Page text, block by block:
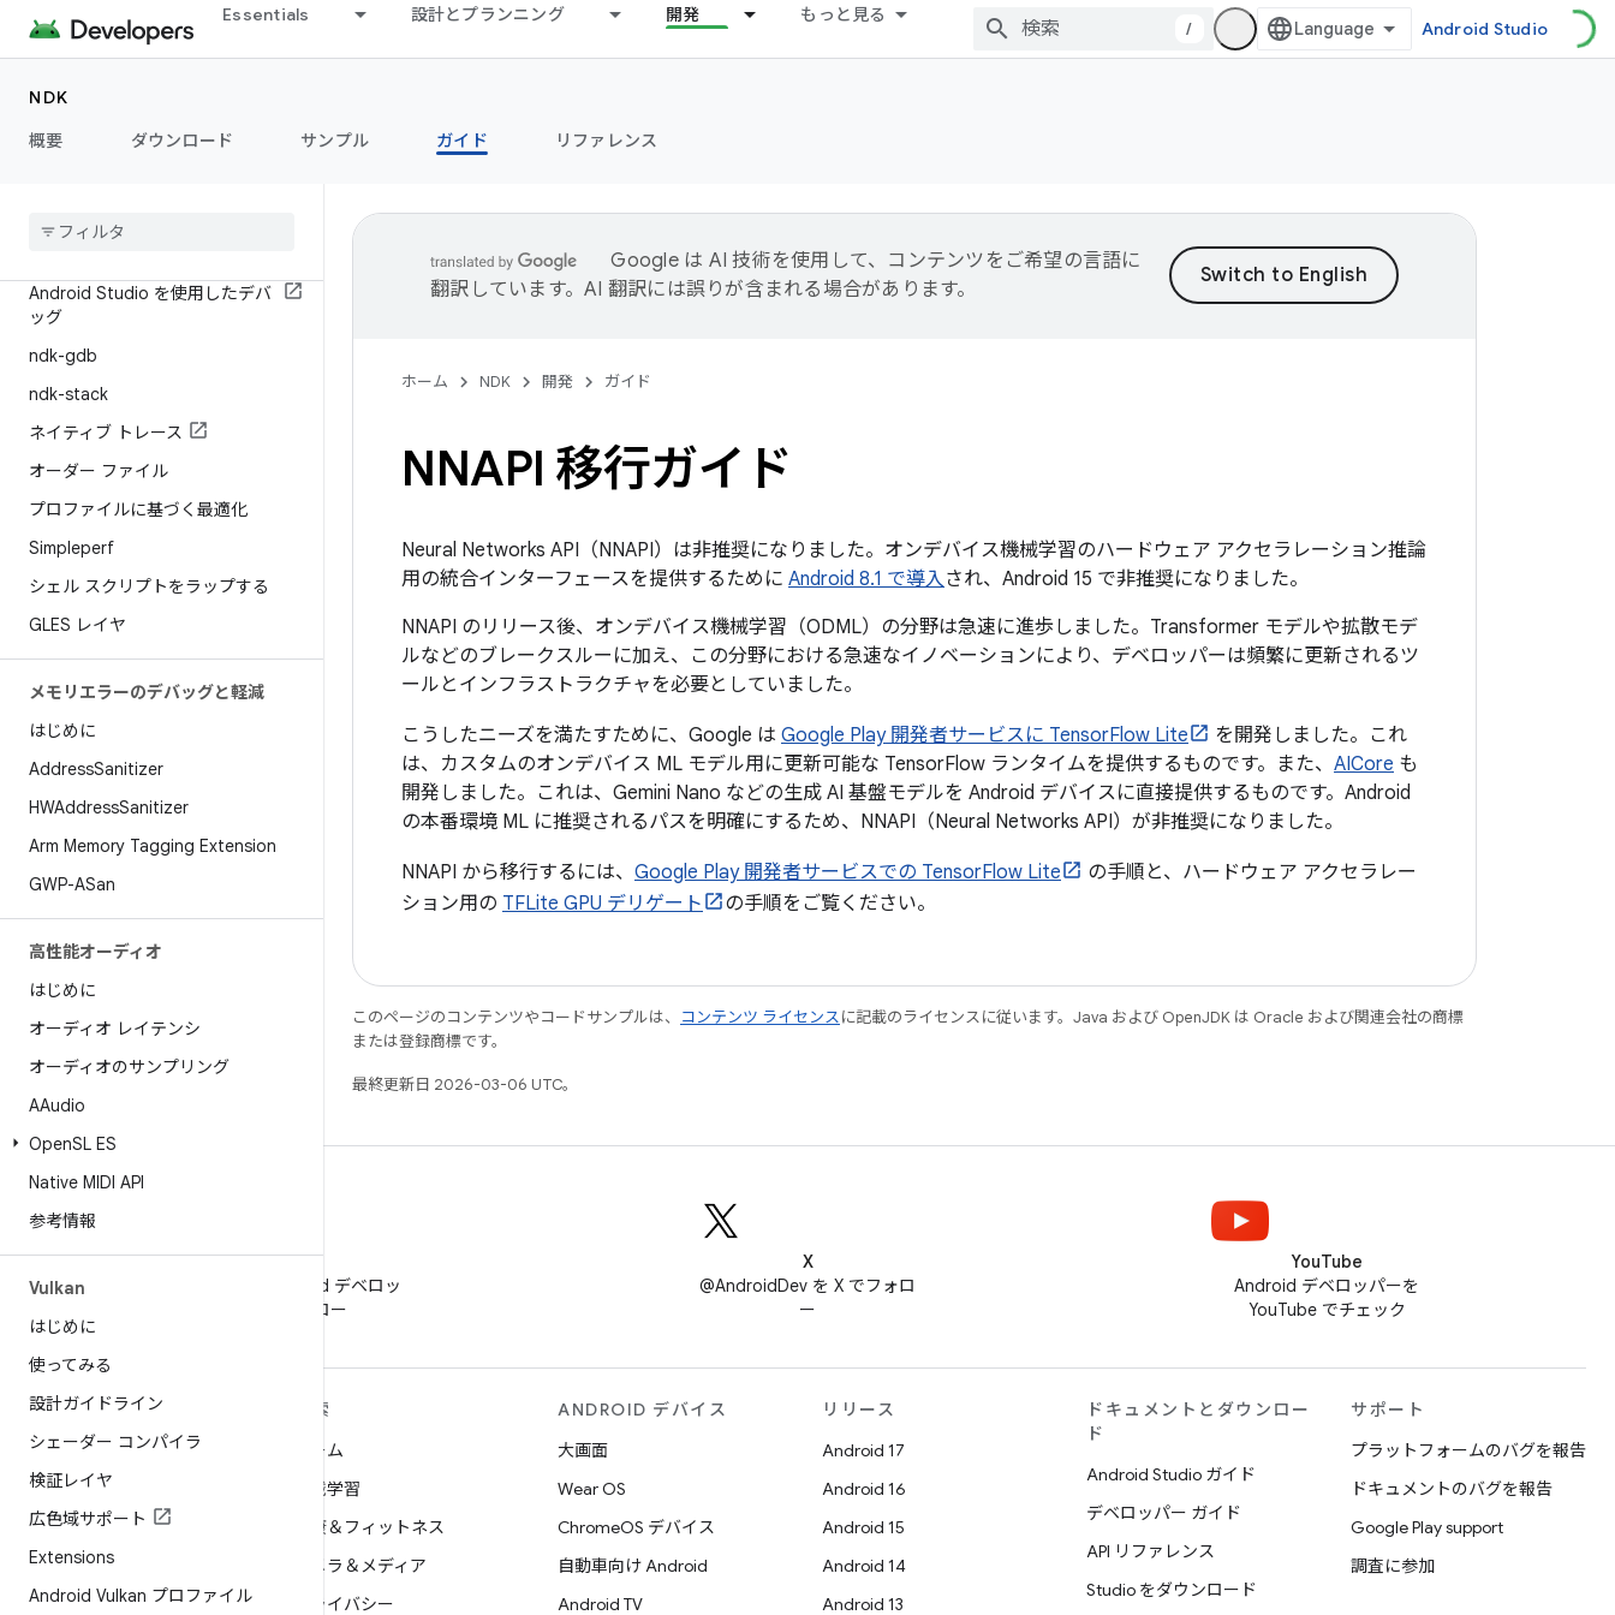
Essentials 設計とプランニング 開発 もっと見る
/ Android Studio
NDK
概要
ダウンロード サンプル ガイド リファレンス
Android SDK バージョンのプロパテ
ィ
ネイティブ API
新しい API の使用
Android Studio を使用したデバ
ッグ
ndk-gdb
ndk-stack
ネイティブ トレース
オーダー ファイル
プロファイルに基づく最適化
Simpleperf
シェル スクリプトをラップする
GLES レイヤ
メモリエラーのデバッグと軽減
はじめに
AddressSanitizer
HWAddressSanitizer
Arm Memory Tagging Extension
GWP-ASan
高性能オーディオ
はじめに
オーディオ レイテンシ
オーディオのサンプリング
AAudio
OpenSL ES
Native MIDI API
参考情報
Vulkan
はじめに
使ってみる
設計ガイドライン
シェーダー コンパイラ
検証レイヤ
広色域サポート
Extensions
Android Vulkan プロファイル
Google は AI 技術を使用して、コンテンツをご希望の言語に
翻訳しています。AI 翻訳には誤りが含まれる場合があります。
ホーム NDK 開発 ガイド
NNAPI 移行ガイド
Neural Networks API（NNAPI）は非推奨になりました。オンデバイス機械学習のハードウェア アクセラレーション推論
用の統合インターフェースを提供するために Android 8.1 で導入され、Android 15 で非推奨になりました。
NNAPI のリリース後、オンデバイス機械学習（ODML）の分野は急速に進歩しました。Transformer モデルや拡散モデ
ルなどのブレークスルーに加え、この分野における急速なイノベーションにより、デベロッパーは頻繁に更新されるツ
ールとインフラストラクチャを必要としていました。
こうしたニーズを満たすために、Google は Google Play 開発者サービスに TensorFlow Lite
を開発しました。これ
は、カスタムのオンデバイス ML モデル用に更新可能な TensorFlow ランタイムを提供するものです。また、 AICore も
開発しました。これは、Gemini Nano などの生成 AI 基盤モデルを Android デバイスに直接提供するものです。Android
の本番環境 ML に推奨されるパスを明確にするため、NNAPI（Neural Networks API）が非推奨になりました。
NNAPI から移行するには、 Google Play 開発者サービスでの TensorFlow Lite
の手順と、ハードウェア アクセラレー
ション用の TFLite GPU デリゲート の手順をご覧ください。
このページのコンテンツやコードサンプルは、 コンテンツ ライセンスに記載のライセンスに従います。Java および OpenJDK は Oracle および関連会社の商標
または登録商標です。
最終更新日 2026-03-06 UTC。
WeChat
WeChat で Android デベロッ
パーをフォロー
X
@AndroidDev を X でフォロ
ー
YouTube
Android デベロッパーを
YouTube でチェック
ANDROID の詳細
Android
エンタープライズ向け Android
セキュリティ
ソース
ニュース
探索
ゲーム
機械学習
健康＆フィットネス
カメラ＆メディア
プライバシー
ANDROID デバイス
大画面
Wear OS
ChromeOS デバイス
自動車向け Android
Android TV
リリース
Android 17
Android 16
Android 15
Android 14
Android 13
ドキュメントとダウンロー
ド
Android Studio ガイド
デベロッパー ガイド
API リファレンス
Studio をダウンロード
サポート
プラットフォームのバグを報告
ドキュメントのバグを報告
Google Play support
調査に参加